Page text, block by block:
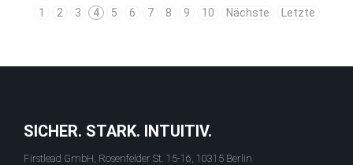
1
2 3 4 5 6 7 8 9 10 Nächste Letzte
SICHER. STARK. INTUITIV.
Firstlead GmbH, Rosenfelder St. 15-16, 10315 Berlin